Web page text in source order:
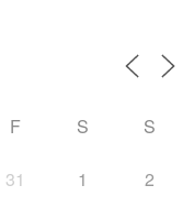
F S S
31 1 2